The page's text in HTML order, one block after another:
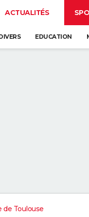
ACTUALITÉS
EDUCATION
de Toulouse